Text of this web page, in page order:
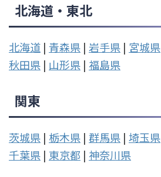
北海道・東北
北海道 | 青森県 | 岩手県 | 宮城県
秋田県 | 山形県 | 福島県
関東
茨城県 | 栃木県 | 群馬県 | 埼玉県
千葉県 | 東京都 | 神奈川県